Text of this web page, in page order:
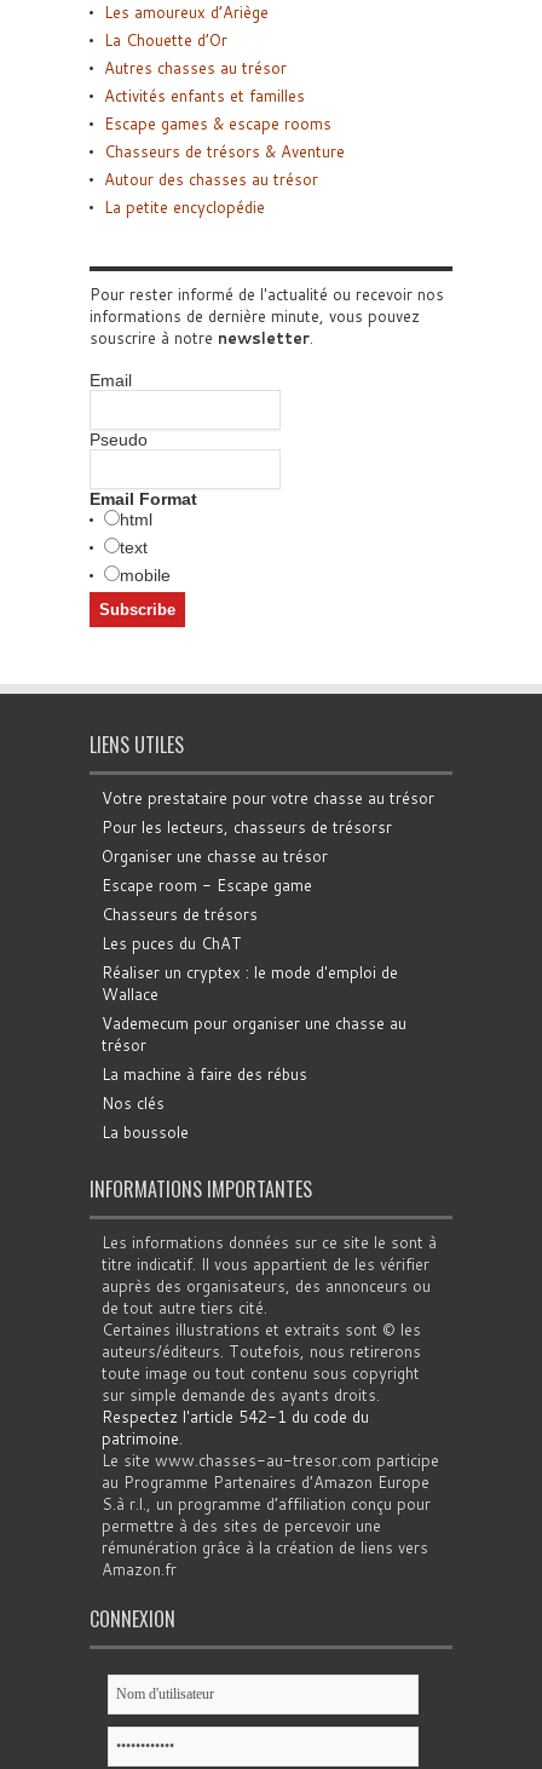
Les amoureux d’Ariège
La Chouette d’Or
Autres chasses au trésor
Activités enfants et familles
Escape games & escape rooms
Chasseurs de trésors & Aventure
Autour des chasses au trésor
La petite encyclopédie
Pour rester informé de l'actualité ou recevoir nos
informations de dernière minute, vous pouvez
souscrire à notre newsletter.
Email
Pseudo
Email Format
html
text
mobile
LIENS UTILES
Votre prestataire pour votre chasse au trésor
Pour les lecteurs, chasseurs de trésorsr
Organiser une chasse au trésor
Escape room - Escape game
Chasseurs de trésors
Les puces du ChAT
Réaliser un cryptex : le mode d'emploi de
Wallace
Vademecum pour organiser une chasse au
trésor
La machine à faire des rébus
Nos clés
La boussole
INFORMATIONS IMPORTANTES
Les informations données sur ce site le sont à
titre indicatif. Il vous appartient de les vérifier
auprès des organisateurs, des annonceurs ou
de tout autre tiers cité.
Certaines illustrations et extraits sont © les
auteurs/éditeurs. Toutefois, nous retirerons
toute image ou tout contenu sous copyright
sur simple demande des ayants droits.
Respectez l'article 542-1 du code du
patrimoine.
Le site www.chasses-au-tresor.com participe
au Programme Partenaires d’Amazon Europe
S.à r.l., un programme d’affiliation conçu pour
permettre à des sites de percevoir une
rémunération grâce à la création de liens vers
Amazon.fr
CONNEXION